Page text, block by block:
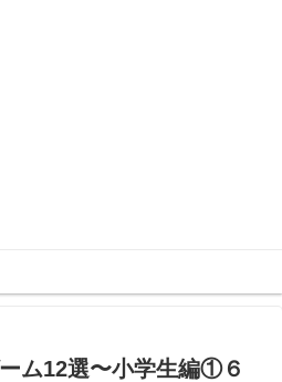
ム12選〜小学生編①６